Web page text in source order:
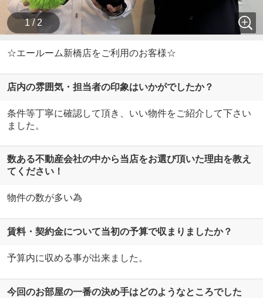
1 / 2
☆エールーム新橋店をご利用のお客様☆
店内の雰囲気・担当者の印象はいかがでしたか？
条件等丁寧に確認して頂き、いい物件をご紹介して下さい
ました。
数ある不動産会社の中から当店をお選び頂いた理由を教え
てください！
物件の数が多い為
賃料・契約金について当初の予算で収まりましたか？
予算内に収める事が出来ました。
今回のお部屋の一番の決め手はどのようなところでした